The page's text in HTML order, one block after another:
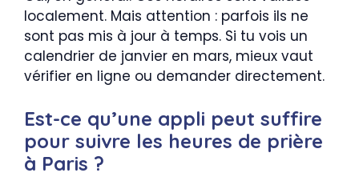
localement. Mais attention : parfois ils ne
sont pas mis à jour à temps. Si tu vois un
calendrier de janvier en mars, mieux vaut
vérifier en ligne ou demander directement.
Est-ce qu’une appli peut suffire
pour suivre les heures de prière
à Paris ?